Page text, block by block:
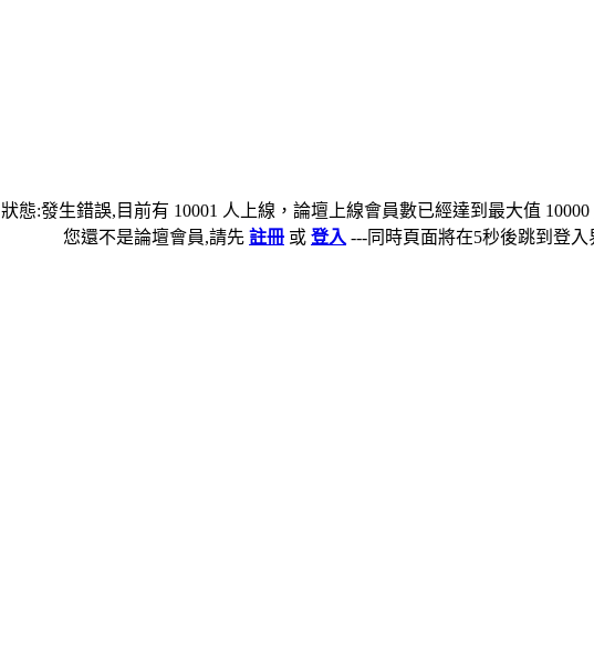
狀態:發生錯誤,目前有 10001 人上線，論壇上線會員數已經達到最大值
您還不是論壇會員,請先 註冊 或 登入 ---同時頁面將在5秒後跳到登入